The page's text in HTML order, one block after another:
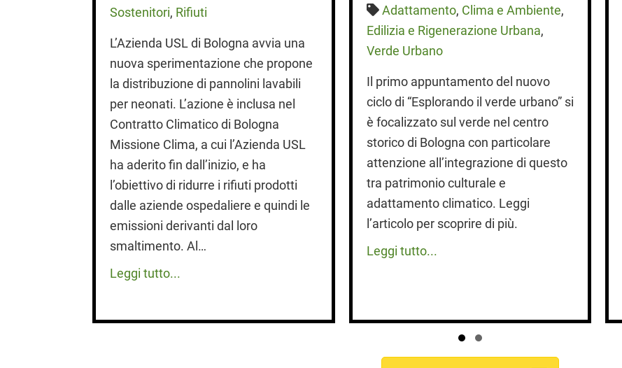
Sostenitori, Rifiuti
L’Azienda USL di Bologna avvia una
nuova sperimentazione che propone
la distribuzione di pannolini lavabili
per neonati. L’azione è inclusa nel
Contratto Climatico di Bologna
Missione Clima, a cui l’Azienda USL
ha aderito fin dall’inizio, e ha
l’obiettivo di ridurre i rifiuti prodotti
dalle aziende ospedaliere e quindi le
emissioni derivanti dal loro
smaltimento. Al…
Leggi tutto...
Adattamento, Clima e Ambiente,
Edilizia e Rigenerazione Urbana,
Verde Urbano
Il primo appuntamento del nuovo
ciclo di “Esplorando il verde urbano” si
è focalizzato sul verde nel centro
storico di Bologna con particolare
attenzione all’integrazione di questo
tra patrimonio culturale e
adattamento climatico. Leggi
l’articolo per scoprire di più.
Leggi tutto...
Slide group 1
Slide group 2